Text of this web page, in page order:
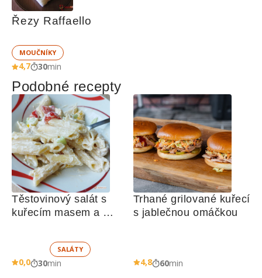
Řezy Raffaello
MOUČNÍKY
4,7 30min
Podobné recepty
Těstovinový salát s
kuřecím masem a
SALÁTY
0,0 30min
Trhané grilované kuřecí
s jablečnou omáčkou
4,8 60min